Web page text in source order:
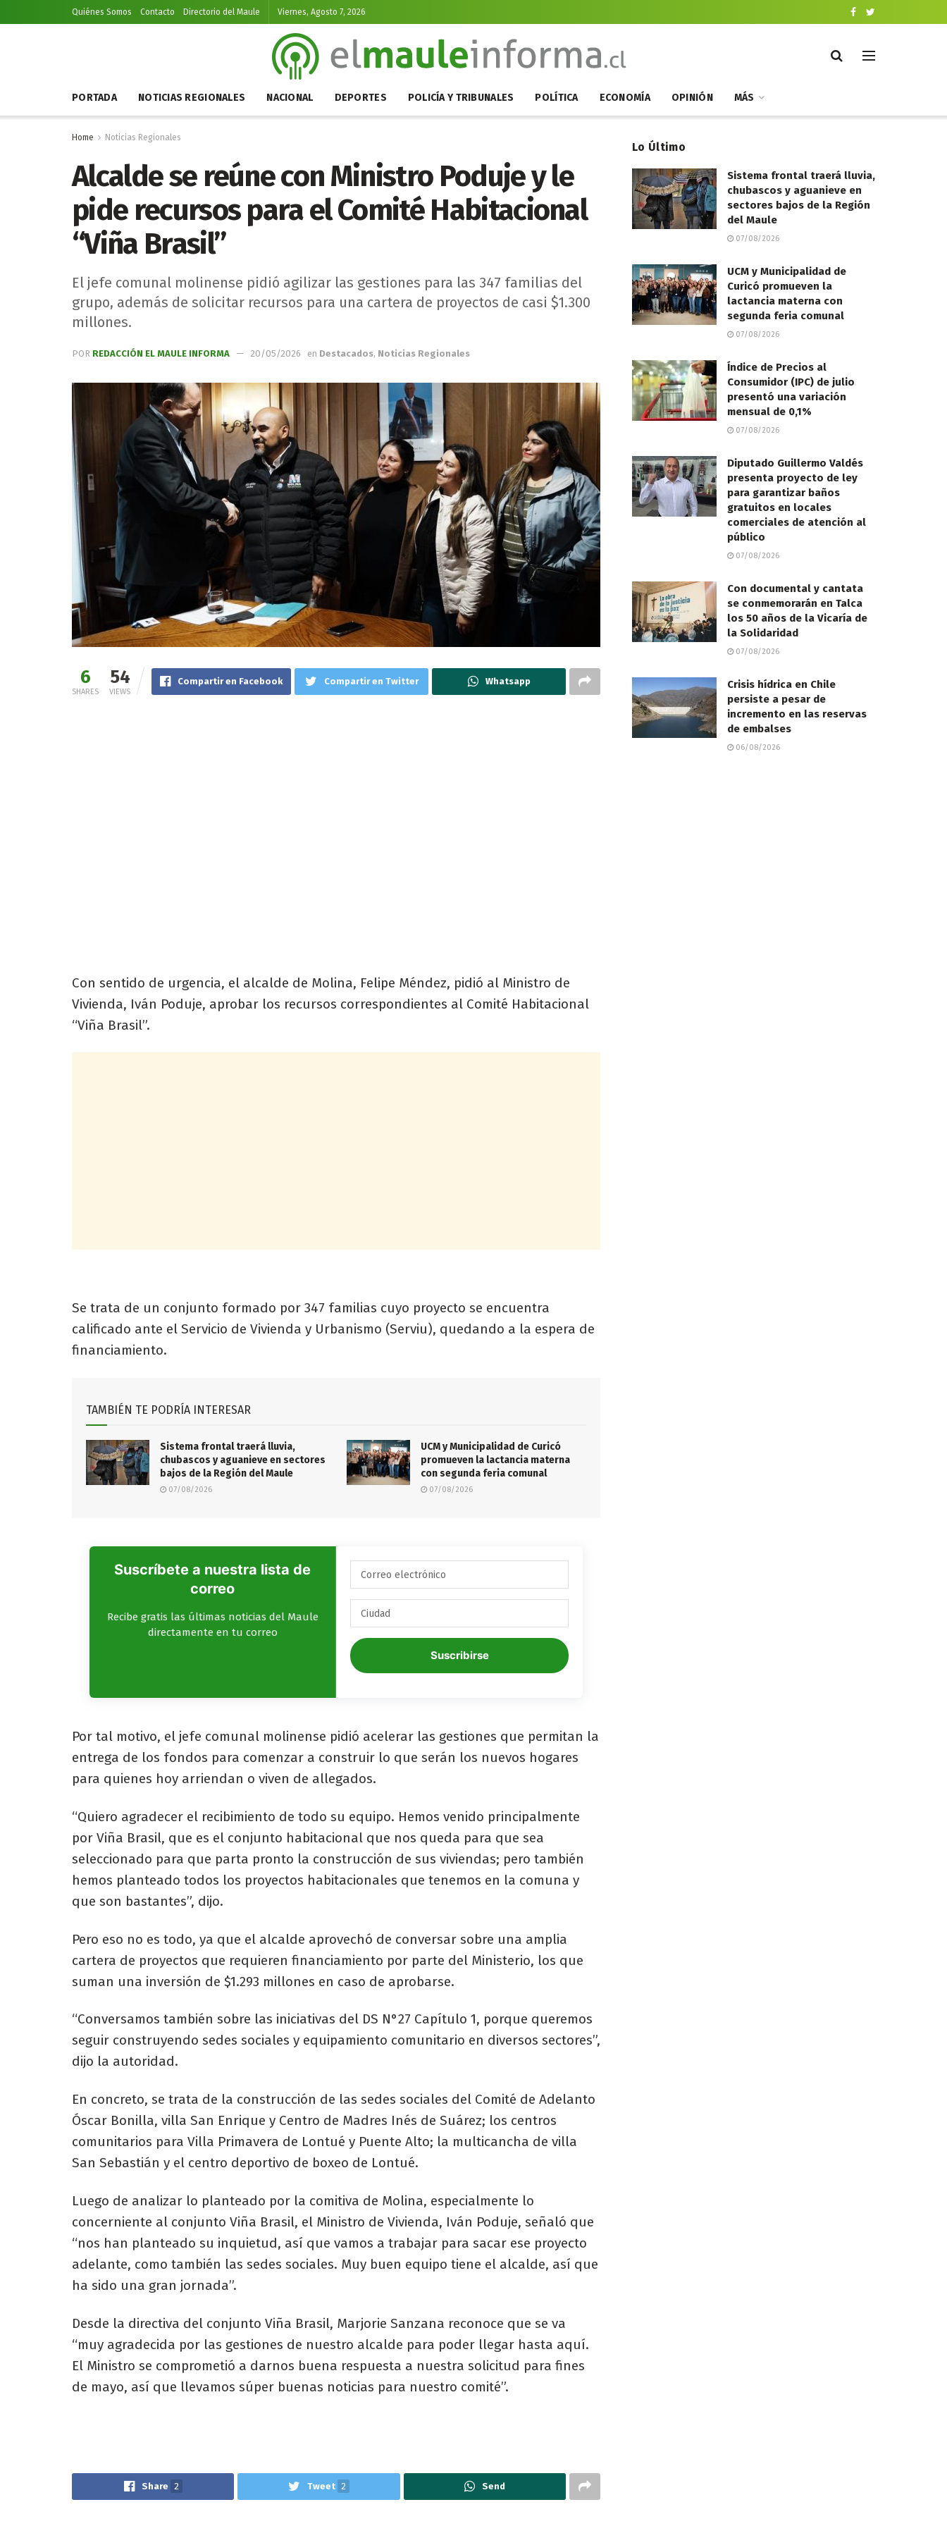
Quiénes Somos Contacto Directorio del Maule Viernes, Agosto 7, 2026
PORTADA NOTICIAS REGIONALES NACIONAL DEPORTES POLICÍA Y TRIBUNALES POLÍTICA ECONOMÍA OPINIÓN MÁS
Home Noticias Regionales
Alcalde se reúne con Ministro Poduje y le
pide recursos para el Comité Habitacional
“Viña Brasil”
El jefe comunal molinense pidió agilizar las gestiones para las 347 familias del
grupo, además de solicitar recursos para una cartera de proyectos de casi $1.300
millones.
POR REDACCIÓN EL MAULE INFORMA 20/05/2026 en Destacados, Noticias Regionales
6
SHARES
54
VIEWS
Compartir en Facebook Compartir en Twitter Whatsapp
Con sentido de urgencia, el alcalde de Molina, Felipe Méndez, pidió al Ministro de
Vivienda, Iván Poduje, aprobar los recursos correspondientes al Comité Habitacional
“Viña Brasil”.
Se trata de un conjunto formado por 347 familias cuyo proyecto se encuentra
calificado ante el Servicio de Vivienda y Urbanismo (Serviu), quedando a la espera de
financiamiento.
TAMBIÉN TE PODRÍA INTERESAR
Sistema frontal traerá lluvia,
chubascos y aguanieve en sectores
bajos de la Región del Maule
07/08/2026
UCM y Municipalidad de Curicó
promueven la lactancia materna
con segunda feria comunal
07/08/2026
Suscríbete a nuestra lista de
correo
Recibe gratis las últimas noticias del Maule
directamente en tu correo
Suscribirse
Por tal motivo, el jefe comunal molinense pidió acelerar las gestiones que permitan la
entrega de los fondos para comenzar a construir lo que serán los nuevos hogares
para quienes hoy arriendan o viven de allegados.
“Quiero agradecer el recibimiento de todo su equipo. Hemos venido principalmente
por Viña Brasil, que es el conjunto habitacional que nos queda para que sea
seleccionado para que parta pronto la construcción de sus viviendas; pero también
hemos planteado todos los proyectos habitacionales que tenemos en la comuna y
que son bastantes”, dijo.
Pero eso no es todo, ya que el alcalde aprovechó de conversar sobre una amplia
cartera de proyectos que requieren financiamiento por parte del Ministerio, los que
suman una inversión de $1.293 millones en caso de aprobarse.
“Conversamos también sobre las iniciativas del DS N°27 Capítulo 1, porque queremos
seguir construyendo sedes sociales y equipamiento comunitario en diversos sectores”,
dijo la autoridad.
En concreto, se trata de la construcción de las sedes sociales del Comité de Adelanto
Óscar Bonilla, villa San Enrique y Centro de Madres Inés de Suárez; los centros
comunitarios para Villa Primavera de Lontué y Puente Alto; la multicancha de villa
San Sebastián y el centro deportivo de boxeo de Lontué.
Luego de analizar lo planteado por la comitiva de Molina, especialmente lo
concerniente al conjunto Viña Brasil, el Ministro de Vivienda, Iván Poduje, señaló que
“nos han planteado su inquietud, así que vamos a trabajar para sacar ese proyecto
adelante, como también las sedes sociales. Muy buen equipo tiene el alcalde, así que
ha sido una gran jornada”.
Desde la directiva del conjunto Viña Brasil, Marjorie Sanzana reconoce que se va
“muy agradecida por las gestiones de nuestro alcalde para poder llegar hasta aquí.
El Ministro se comprometió a darnos buena respuesta a nuestra solicitud para fines
de mayo, así que llevamos súper buenas noticias para nuestro comité”.
Share 2 Tweet 2 Send
Lo Último
Sistema frontal traerá lluvia,
chubascos y aguanieve en
sectores bajos de la Región
del Maule
07/08/2026
UCM y Municipalidad de
Curicó promueven la
lactancia materna con
segunda feria comunal
07/08/2026
Índice de Precios al
Consumidor (IPC) de julio
presentó una variación
mensual de 0,1%
07/08/2026
Diputado Guillermo Valdés
presenta proyecto de ley
para garantizar baños
gratuitos en locales
comerciales de atención al
público
07/08/2026
Con documental y cantata
se conmemorarán en Talca
los 50 años de la Vicaría de
la Solidaridad
07/08/2026
Crisis hídrica en Chile
persiste a pesar de
incremento en las reservas
de embalses
06/08/2026